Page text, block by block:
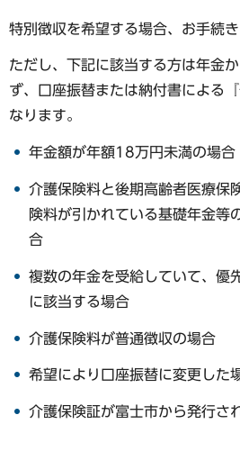
特別徴収を希望する場合、お手続き
ただし、下記に該当する方は年金
ず、口座振替または納付書による
なります。
年金額が年額18万円未満の場合
介護保険料と後期高齢者医療保
険料が引かれている基礎年金等
合
複数の年金を受給していて、優
に該当する場合
介護保険料が普通徴収の場合
希望により口座振替に変更した
介護保険証が富士市から発行さ